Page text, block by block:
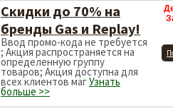
Скидки до 70% на
бренды Gas и Replay!
Ввод промо-кода не требуется
; Акция распространяется на
определенную группу
товаров; Акция доступна для
всех клиентов магУзнать
больше >>